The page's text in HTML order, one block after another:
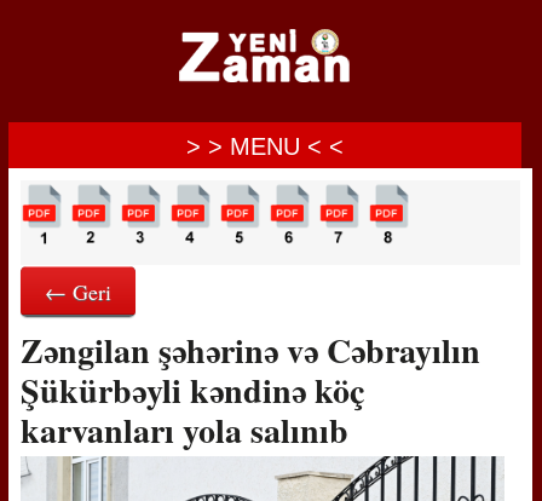
> > MENU < <
← Geri
Zəngilan şəhərinə və Cəbrayılın
Şükürbəyli kəndinə köç
karvanları yola salınıb